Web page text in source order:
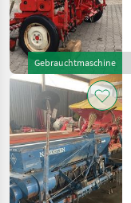
Gebrauchtmaschine